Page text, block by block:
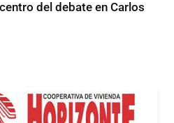
del debate en Carlos